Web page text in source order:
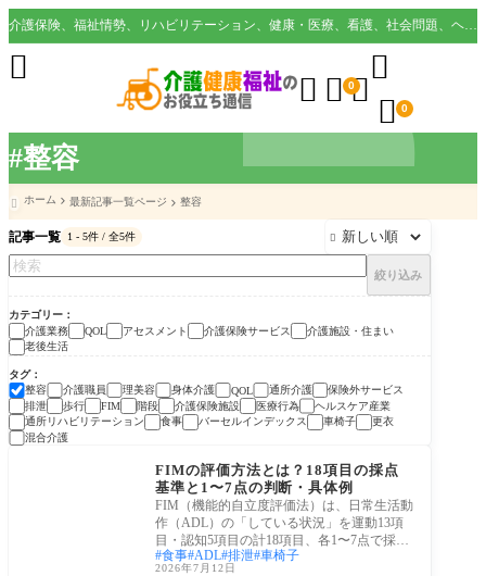
#整容
介護保険、福祉情勢、リハビリテーション、健康・医療、看護、社会問題、ヘルスケア業界など様々な切り口から役立つ情報を配信。
  0

 0

 ホーム 最新記事一覧ページ 整容
記事一覧 1 - 5件 / 全5件 
絞り込み
カテゴリー
介護業務
QOL アセスメント 介護保険サービス
介護施設・住まい
老後生活
タグ
整容
介護職員 理美容 身体介護 QOL 通所介護
保険外サービス
排泄
歩行 FIM 階段 介護保険施設 医療行為
ヘルスケア産業
通所リハビリテーション
食事 バーセルインデックス 車椅子
更衣
混合介護
FIMの評価方法とは？18項目の採点
基準と1〜7点の判断・具体例
FIM（機能的自立度評価法）は、日常生活動
作（ADL）の「している状況」を運動13項
目・認知5項目の計18項目、各1〜7点で採点
する評価
食事 ADL 排泄 車椅子
2026年7月12日